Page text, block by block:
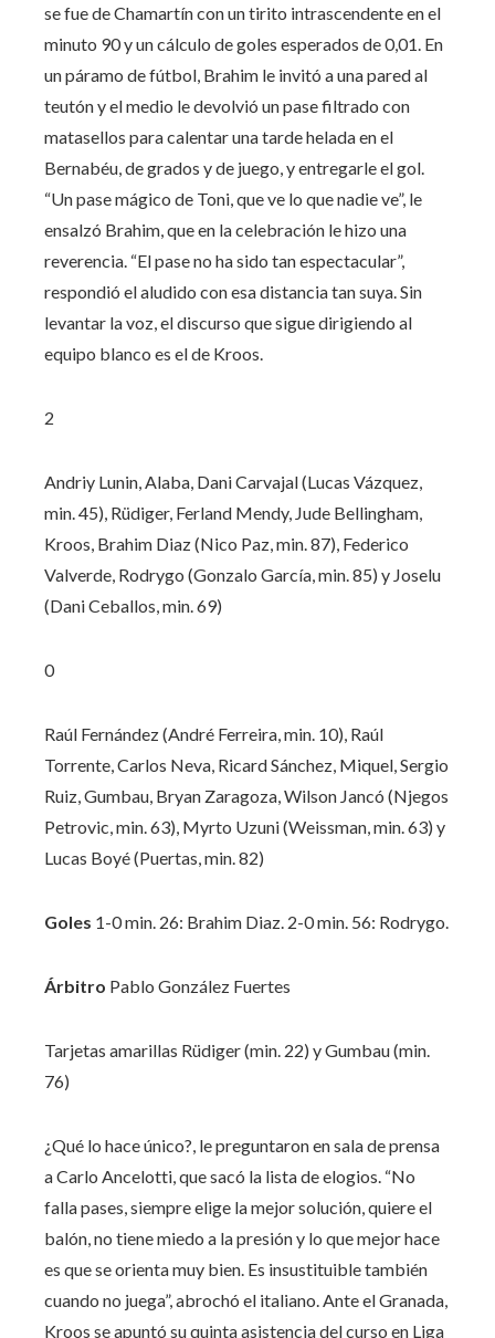
se fue de Chamartín con un tirito intrascendente en el
minuto 90 y un cálculo de goles esperados de 0,01. En
un páramo de fútbol, Brahim le invitó a una pared al
teutón y el medio le devolvió un pase filtrado con
matasellos para calentar una tarde helada en el
Bernabéu, de grados y de juego, y entregarle el gol.
“Un pase mágico de Toni, que ve lo que nadie ve”, le
ensalzó Brahim, que en la celebración le hizo una
reverencia. “El pase no ha sido tan espectacular”,
respondió el aludido con esa distancia tan suya. Sin
levantar la voz, el discurso que sigue dirigiendo al
equipo blanco es el de Kroos.
2
Andriy Lunin, Alaba, Dani Carvajal (Lucas Vázquez,
min. 45), Rüdiger, Ferland Mendy, Jude Bellingham,
Kroos, Brahim Diaz (Nico Paz, min. 87), Federico
Valverde, Rodrygo (Gonzalo García, min. 85) y Joselu
(Dani Ceballos, min. 69)
0
Raúl Fernández (André Ferreira, min. 10), Raúl
Torrente, Carlos Neva, Ricard Sánchez, Miquel, Sergio
Ruiz, Gumbau, Bryan Zaragoza, Wilson Jancó (Njegos
Petrovic, min. 63), Myrto Uzuni (Weissman, min. 63) y
Lucas Boyé (Puertas, min. 82)
Goles 1-0 min. 26: Brahim Diaz. 2-0 min. 56: Rodrygo.
Árbitro Pablo González Fuertes
Tarjetas amarillas Rüdiger (min. 22) y Gumbau (min.
76)
¿Qué lo hace único?, le preguntaron en sala de prensa
a Carlo Ancelotti, que sacó la lista de elogios. “No
falla pases, siempre elige la mejor solución, quiere el
balón, no tiene miedo a la presión y lo que mejor hace
es que se orienta muy bien. Es insustituible también
cuando no juega”, abrochó el italiano. Ante el Granada,
Kroos se apuntó su quinta asistencia del curso en Liga